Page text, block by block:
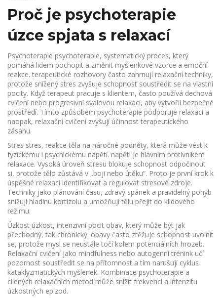
Proč je psychoterapie
úzce spjata s relaxací
Psychoterapie psychoterapie, systematický proces, který
pomáhá lidem pochopit a změnit myšlenkové vzorce a emoční
reakce. terapeutické rozhovory často zahrnují relaxační techniky,
protože snížený stres zvyšuje schopnost soustředit se na vlastní
pocity. Když terapeut pracuje s klientem, často používá dechová
cvičení nebo progresivní svalovou relaxaci, aby vytvořil bezpečné
prostředí. Tímto způsobem psychoterapie podporuje relaxaci a
naopak, relaxační cvičení zvyšují účinnost terapeutického
zásahu.
Stres stres, reakce těla na náročné podněty, která může vést k
fyzickému i psychickému napětí. napětí je hlavním protivníkem
relaxace. Vysoká úroveň stresu blokuje schopnost odpočinout
si, protože tělo zůstává v „boji nebo útěku“. Proto je první krok k
úspěšné relaxaci identifikovat a regulovat stresové zdroje.
Techniky jako plánování času, zdravý spánek a pravidelný pohyb
snižují hladinu kortizolu a umožňují tělu přejít do klidového
režimu.
Úzkost úzkost, intenzivní pocit obav, který může být jak
přechodný, tak chronický. obavy často ztěžuje schopnost uvolnit
se, protože mysl se neustále točí kolem potenciálních hrozeb.
Relaxační cvičení jako mindfulness nebo autogenní trénink učí
pozornost soustředit se na přítomnost a tím narušují cyklus
kataklyzmatických myšlenek. Kombinace psychoterapie a
cílených relaxačních metod může snížit frekvenci a intenzitu
úzkostných epizod.